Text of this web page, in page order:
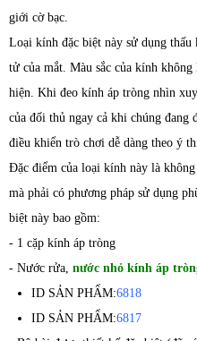
giới cờ bạc.
Loại kính đặc biệt này sử dụng
tử của mắt. Màu sắc của kính
hiện. Khi đeo kính áp tròng nhìn
của đối thủ ngay cả khi chúng đang
điều khiển trò chơi dễ dàng theo ý
Đặc điểm của loại kính này là
mà phải có phương pháp sử dụng
biệt này bao gồm:
- 1 cặp kính áp tròng
- Nước rửa, nước nhỏ kính áp
ID SẢN PHẨM:6818
ID SẢN PHẨM:6817